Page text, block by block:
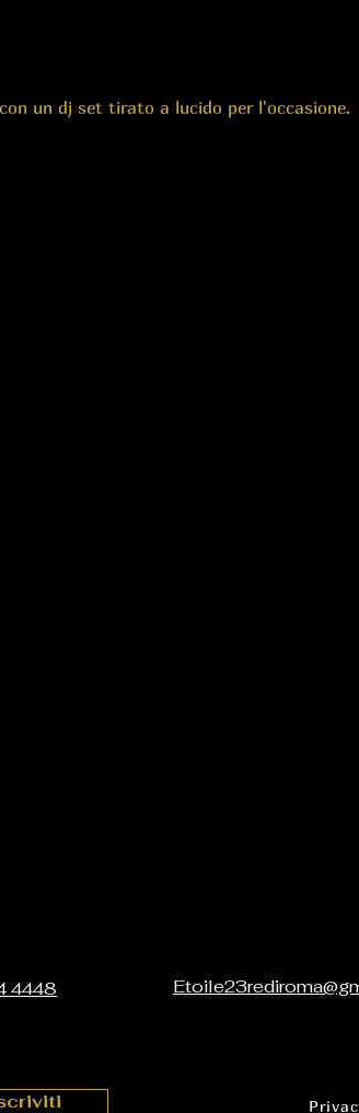
un dj set tirato a lucido per l'occasione.
4448